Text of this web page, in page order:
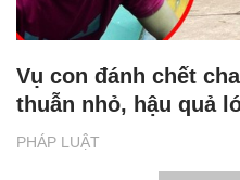
PHÁP LUẬT
Vụ con đánh chết
thuẫn nhỏ, hậu quả